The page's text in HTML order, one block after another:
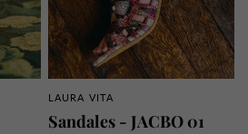
APERÇU RAPIDE
LAURA VITA
Sandales - JACBO 01